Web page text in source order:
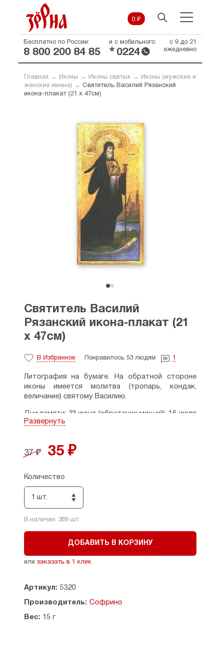
0 ₽
Бесплатно по России:
8 800 200 84 85
и с мобильного:
* 0224
с 9 до 21
ежедневно
Главная → Иконы → Иконы святых→
Иконы (мужские и
женские имена) → Святитель Василий Рязанский
икона-плакат (21 х 47см)
Святитель Василий
Рязанский икона-плакат (21
х 47см)
В Избранное Понравилось 53 людям 1
Литография на бумаге. На обратной стороне
иконы имеется молитва (тропарь, кондак,
величание) святому Василию.
Дни памяти: 23 июня (обретение мощей), 16 июля
(н. ст.).
Производитель: Россия.
Развернуть
37 ₽ 35 ₽
Количество
1 шт.
В наличии: 389 шт.
ДОБАВИТЬ В КОРЗИНУ
или заказать в 1 клик
Артикул: 5320
Производитель: Софрино
Вес: 15 г